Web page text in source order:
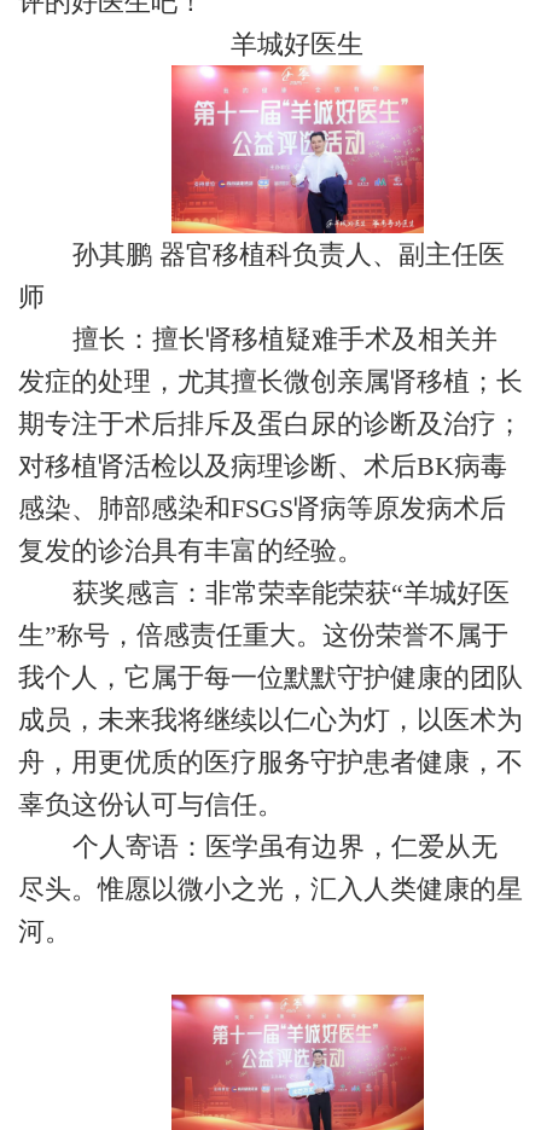
羊城好医生
孙其鹏 器官移植科负责人、副主任医
师
擅长：擅长肾移植疑难手术及相关并
发症的处理，尤其擅长微创亲属肾移植；长
期专注于术后排斥及蛋白尿的诊断及治疗；
对移植肾活检以及病理诊断、术后BK病毒
感染、肺部感染和FSGS肾病等原发病术后
复发的诊治具有丰富的经验。
获奖感言：非常荣幸能荣获“羊城好医
生”称号，倍感责任重大。这份荣誉不属于
我个人，它属于每一位默默守护健康的团队
成员，未来我将继续以仁心为灯，以医术为
舟，用更优质的医疗服务守护患者健康，不
辜负这份认可与信任。
个人寄语：医学虽有边界，仁爱从无
尽头。惟愿以微小之光，汇入人类健康的星
河。